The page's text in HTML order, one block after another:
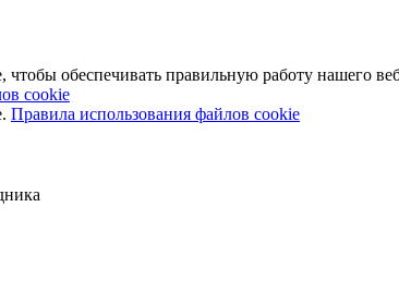
обеспечивать правильную работу нашего
cookie
Правила использования файлов cookie